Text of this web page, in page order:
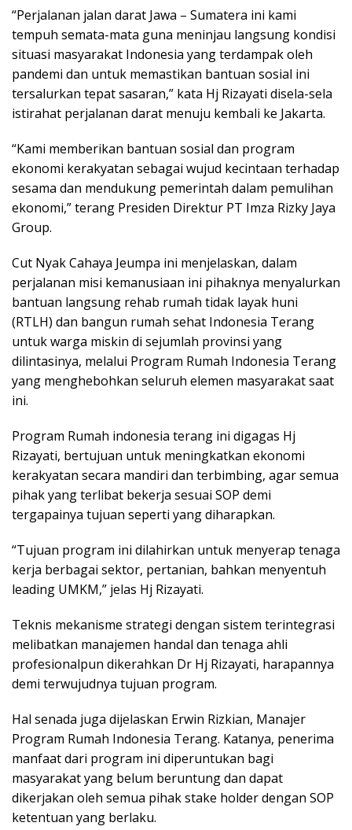
“Perjalanan jalan darat Jawa – Sumatera ini kami
tempuh semata-mata guna meninjau langsung kondisi
situasi masyarakat Indonesia yang terdampak oleh
pandemi dan untuk memastikan bantuan sosial ini
tersalurkan tepat sasaran,” kata Hj Rizayati disela-sela
istirahat perjalanan darat menuju kembali ke Jakarta.
“Kami memberikan bantuan sosial dan program
ekonomi kerakyatan sebagai wujud kecintaan terhadap
sesama dan mendukung pemerintah dalam pemulihan
ekonomi,” terang Presiden Direktur PT Imza Rizky Jaya
Group.
Cut Nyak Cahaya Jeumpa ini menjelaskan, dalam
perjalanan misi kemanusiaan ini pihaknya menyalurkan
bantuan langsung rehab rumah tidak layak huni
(RTLH) dan bangun rumah sehat Indonesia Terang
untuk warga miskin di sejumlah provinsi yang
dilintasinya, melalui Program Rumah Indonesia Terang
yang menghebohkan seluruh elemen masyarakat saat
ini.
Program Rumah indonesia terang ini digagas Hj
Rizayati, bertujuan untuk meningkatkan ekonomi
kerakyatan secara mandiri dan terbimbing, agar semua
pihak yang terlibat bekerja sesuai SOP demi
tergapainya tujuan seperti yang diharapkan.
“Tujuan program ini dilahirkan untuk menyerap tenaga
kerja berbagai sektor, pertanian, bahkan menyentuh
leading UMKM,” jelas Hj Rizayati.
Teknis mekanisme strategi dengan sistem terintegrasi
melibatkan manajemen handal dan tenaga ahli
profesionalpun dikerahkan Dr Hj Rizayati, harapannya
demi terwujudnya tujuan program.
Hal senada juga dijelaskan Erwin Rizkian, Manajer
Program Rumah Indonesia Terang. Katanya, penerima
manfaat dari program ini diperuntukan bagi
masyarakat yang belum beruntung dan dapat
dikerjakan oleh semua pihak stake holder dengan SOP
ketentuan yang berlaku.